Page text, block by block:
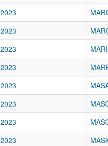
2023
2023
2023
2023
2023
2023
2023
2023